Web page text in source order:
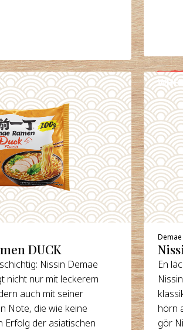
DUCK
Nissin Demae
nicht nur mit leckerem
auch mit seiner
Note, die wie keine
Erfolg der asiatischen
Demae
En
hörn
gör